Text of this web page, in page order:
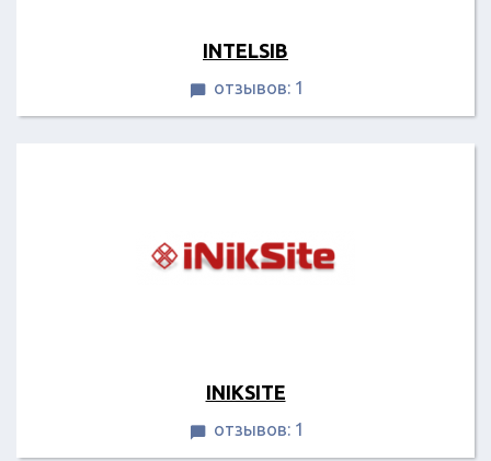
INTELSIB
 отзывов: 1
INIKSITE
 отзывов: 1